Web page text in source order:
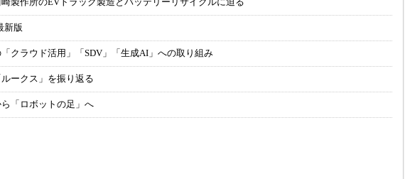
新版
クラウド活用」「SDV」「生成AI」への取り組み
ークス」を振り返る
「ロボットの足」へ